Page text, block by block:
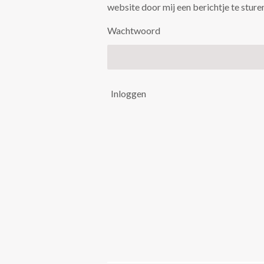
website door mij een berichtje te
Wachtwoord
Inloggen